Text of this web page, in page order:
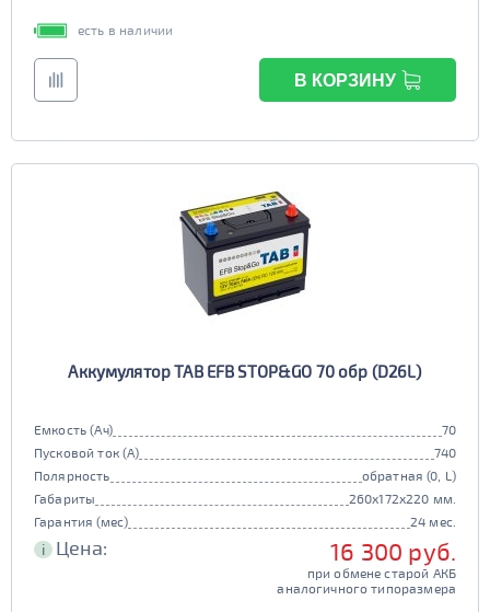
есть в наличии
В КОРЗИНУ
Аккумулятор TAB EFB STOP&GO 70 обр (D26L)
Емкость (Ач)
70
Пусковой ток (А)
740
Полярность
обратная (0, L)
Габариты
260x172x220 мм.
Гарантия (мес)
24 мес.
i Цена: 16 300 руб.
при обмене старой АКБ
аналогичного типоразмера